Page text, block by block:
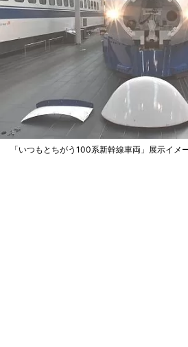
「いつもとちがう100系新幹線車両」展示イメ